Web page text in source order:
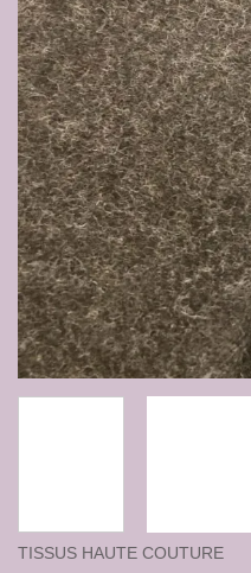
TISSUS HAUTE COUTURE